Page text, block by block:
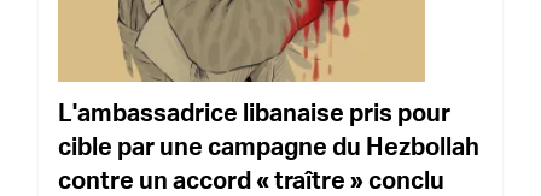
L'ambassadrice libanaise pris pour
cible par une campagne du Hezbollah
contre un accord « traître » conclu